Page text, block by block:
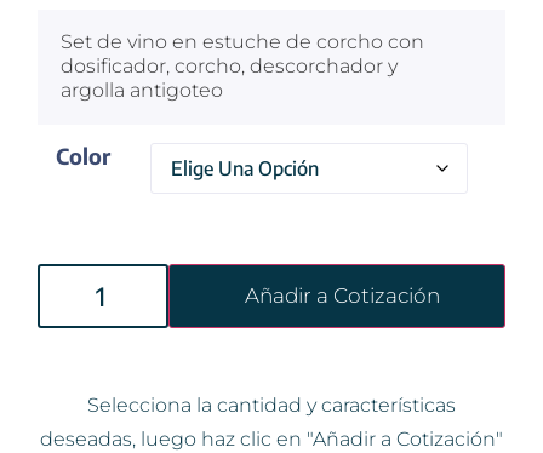
Set de vino en estuche de corcho con
dosificador, corcho, descorchador y
argolla antigoteo
Color
Añadir a Cotización
Selecciona la cantidad y características
deseadas, luego haz clic en "Añadir a Cotización"